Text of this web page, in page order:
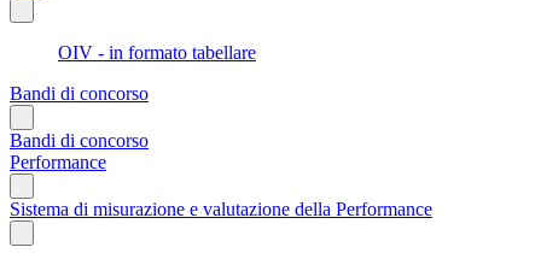
OIV - in formato tabellare
Bandi di concorso
Bandi di concorso
Performance
Sistema di misurazione e valutazione della Performance